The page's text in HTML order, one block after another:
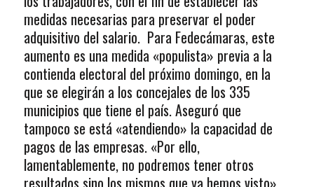
medidas necesarias para preservar el poder
adquisitivo del salario. Para Fedecámaras, este
aumento es una medida «populista» previa a la
contienda electoral del próximo domingo, en la
que se elegirán a los concejales de los 335
municipios que tiene el país. Aseguró que
tampoco se está «atendiendo» la capacidad de
pagos de las empresas. «Por ello,
lamentablemente, no podremos tener otros
resultados sino los mismos que ya hemos visto»,